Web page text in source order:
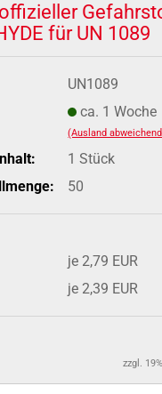
für UN 1089
UN1089
ca. 1 Woche
(Ausland
1 Stück
50
je 2,79 EUR
je 2,39 EUR
zzgl.